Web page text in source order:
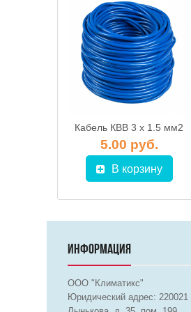
Кабель КВВ 3 x 1.5 мм2
5.00 руб.
В корзину
ИНФОРМАЦИЯ
ООО "Климатикс"
Юридический адрес:220021